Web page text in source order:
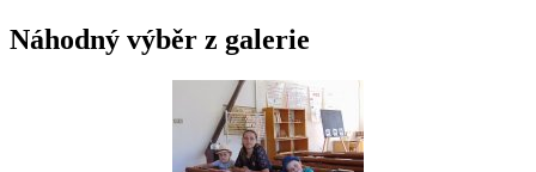
Náhodný výběr z galerie